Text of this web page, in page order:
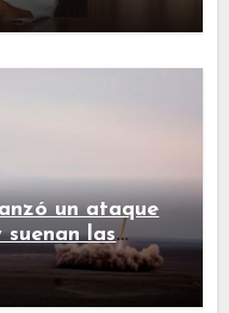
un ataque
suenan las